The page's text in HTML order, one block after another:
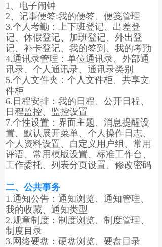
1、电子闹钟
2、记事便签:我的便签、便笺管理
3.个人考勤：上下班登记、出差登
记、休假登记、加班登记、外出登
记、补卡登记、我的签到、我的考勤
4.通讯录管理：单位通讯录、外部通
讯录、个人通讯录、通讯录类别
5.个人文件夹：个人文件柜、共享文
件柜
6.日程安排：我的日程、公开日程、
日程监控、监控设置
7.个性设置：界面主题、消息提醒设
置、默认展开菜单、个人操作日志、
个人资料设置、自定义用户组、常用
评语、常用模版设置、标准工作台、
工作委托、列表分页设置、修改密码
二、公共事务
1.通知公告：通知浏览、通知管理、
我的收藏、通知类型
2.规章制度：制度浏览、制度管理、
制度目录
3.网络硬盘：硬盘浏览、硬盘目录